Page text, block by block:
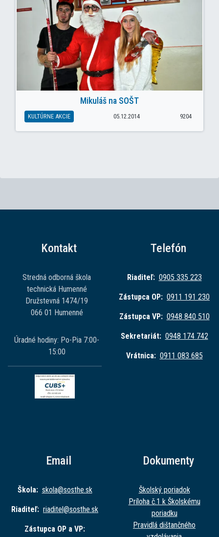
Mikuláš na SOŠT
KULTÚRNE AKCIE 05.12.2014 9204
Kontakt
Stredná odborná škola
technická Humenné
Družstevná 1474/19
066 01 Humenné
Úradné hodiny: Po-Pia 7:00-
15:00
Telefón
Riaditeľ: 0905 335 223
Zástupca OP: 0911 191 230
Zástupca VP: 0948 840 510
Sekretariát: 0948 174 742
Vrátnica: 0911 083 685
Email
Škola: skola@sosthe.sk
Riaditeľ: riaditel@sosthe.sk
Zástupca OP a VP:
Dokumenty
Školský poriadok
Príloha č.1 k Školskému
poriadku
Pravidlá dištančného